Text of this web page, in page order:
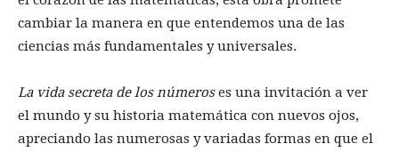
cambiar la manera en que entendemos una de las
ciencias más fundamentales y universales.
La vida secreta de los númeroses una invitación a ver
el mundo y su historia matemática con nuevos ojos,
apreciando las numerosas y variadas formas en que el